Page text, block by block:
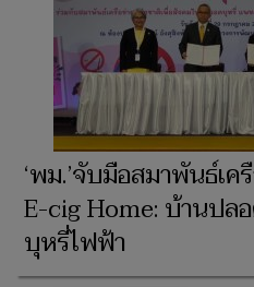
‘พม.’จับมือสมาพันธ์เ
E-cig Home: บ้านปล
บุหรี่ไฟฟ้า